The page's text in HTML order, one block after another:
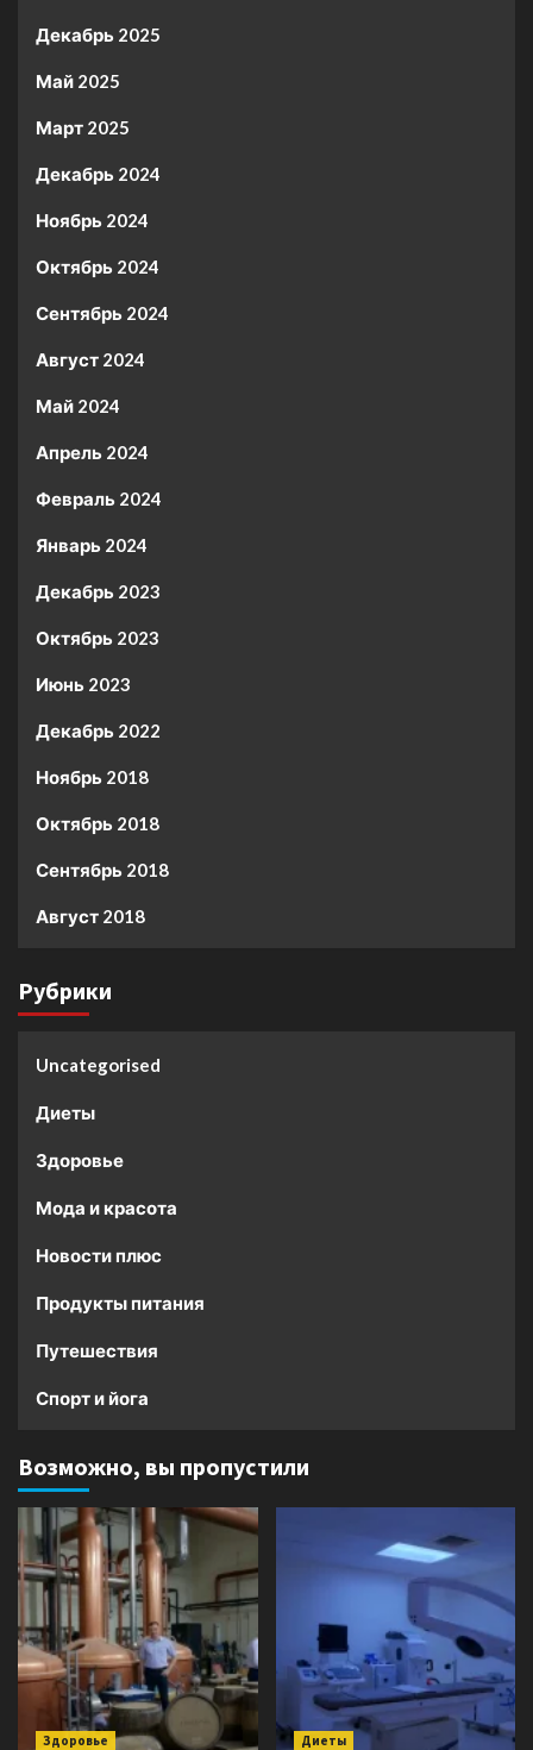
Декабрь 2025
Май 2025
Март 2025
Декабрь 2024
Ноябрь 2024
Октябрь 2024
Сентябрь 2024
Август 2024
Май 2024
Апрель 2024
Февраль 2024
Январь 2024
Декабрь 2023
Октябрь 2023
Июнь 2023
Декабрь 2022
Ноябрь 2018
Октябрь 2018
Сентябрь 2018
Август 2018
Рубрики
Uncategorised
Диеты
Здоровье
Мода и красота
Новости плюс
Продукты питания
Путешествия
Спорт и йога
Возможно, вы пропустили
Здоровье Диеты